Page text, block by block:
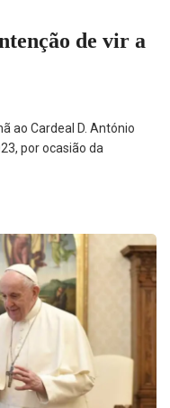
de vir a
ao Cardeal D. António
por ocasião da